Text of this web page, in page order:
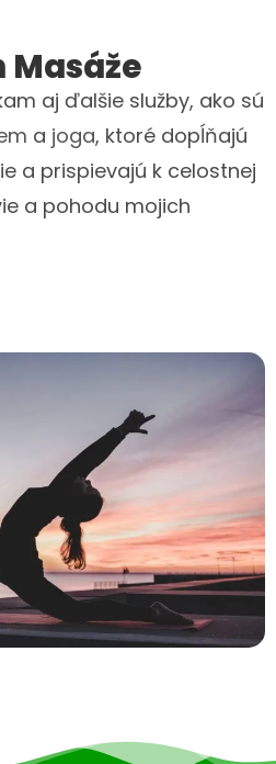
Masáže
aj ďalšie služby, ako sú
a joga, ktoré dopĺňajú
a prispievajú k celostnej
a pohodu mojich